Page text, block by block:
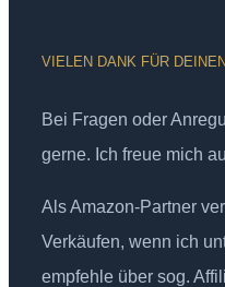
VIELEN DANK FÜR
Bei Fragen oder
gerne. Ich freue mich
Als Amazon-Partner
Verkäufen, wenn ich
empfehle über sog.